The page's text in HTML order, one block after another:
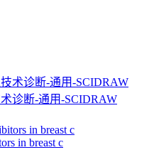
诊断-通用-SCIDRAW
in breast c